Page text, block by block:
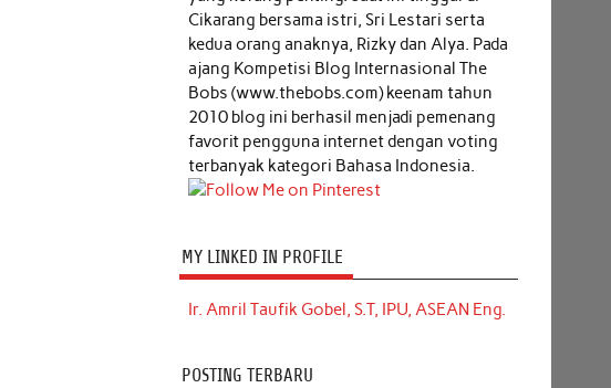
Cikarang bersama istri, Sri Lestari serta
kedua orang anaknya, Rizky dan Alya. Pada
ajang Kompetisi Blog Internasional The
Bobs (www.thebobs.com) keenam tahun
2010 blog ini berhasil menjadi pemenang
favorit pengguna internet dengan voting
terbanyak kategori Bahasa Indonesia.
MY LINKED IN PROFILE
Ir. Amril Taufik Gobel, S.T, IPU, ASEAN Eng.
POSTING TERBARU